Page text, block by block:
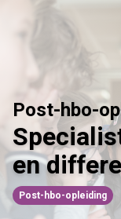
naar
inhoud
Post-hbo-
en
Post-hbo-opleiding